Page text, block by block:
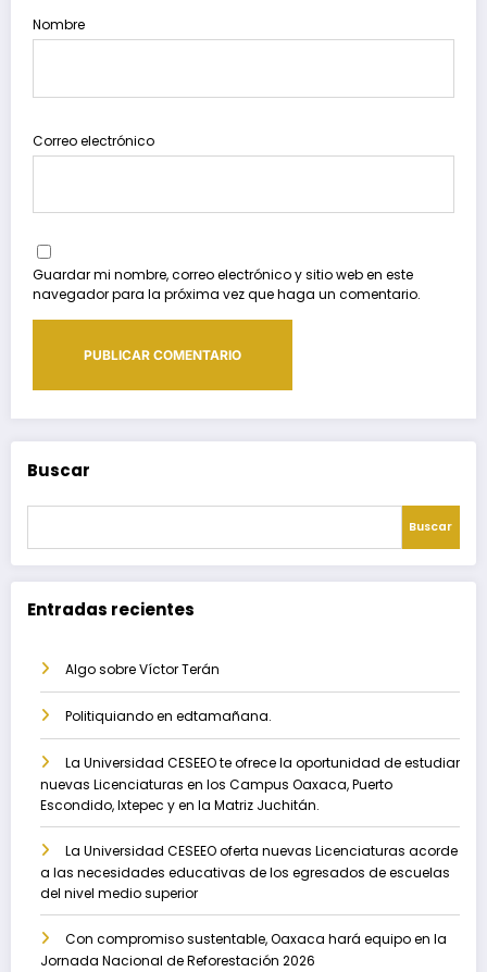
Nombre
Correo electrónico
Guardar mi nombre, correo electrónico y sitio web en este
navegador para la próxima vez que haga un comentario.
Buscar
Buscar
Entradas recientes
Algo sobre Víctor Terán
Politiquiando en edtamañana.
La Universidad CESEEO te ofrece la oportunidad de estudiar
nuevas Licenciaturas en los Campus Oaxaca, Puerto
Escondido, Ixtepec y en la Matriz Juchitán.
La Universidad CESEEO oferta nuevas Licenciaturas acorde
a las necesidades educativas de los egresados de escuelas
del nivel medio superior
Con compromiso sustentable, Oaxaca hará equipo en la
Jornada Nacional de Reforestación 2026